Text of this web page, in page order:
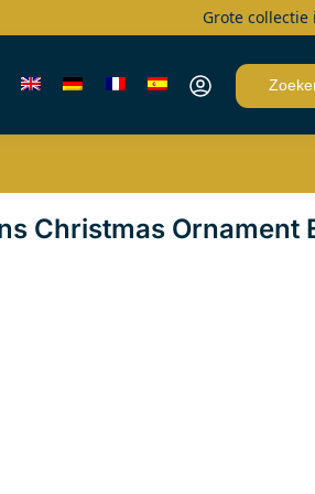
Grote collectie
Christmas Ornament